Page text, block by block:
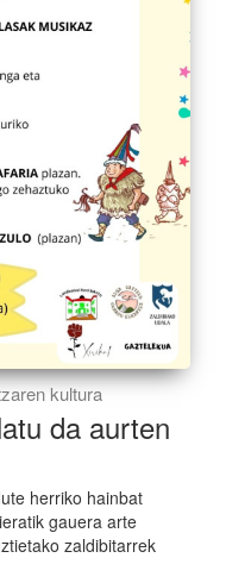
kultura
da aurten
herriko hainbat
gauera arte
zaldibitarrek